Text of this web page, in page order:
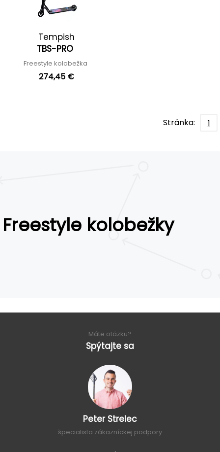
Tempish
TBS-PRO
Freestyle kolobežka
274,45 €
Stránka: 1
Freestyle kolobežky
Máte otázku?
Spýtajte sa
Peter Strelec
špecialista zákazníckej podpory